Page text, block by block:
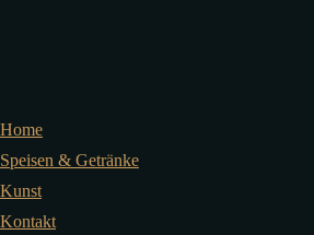
Home
Speisen & Getränke
Kunst
Kontakt